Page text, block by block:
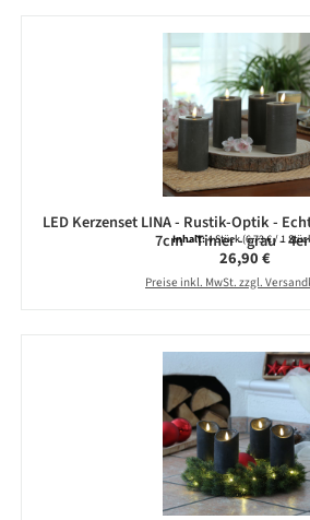
LED Kerzenset LINA - Rustik-Optik -
7cm - Timer - grau -
Inhalt:4 Stück(6,73 € / 1
Regulärer Preis:
26,90 €
Preise inkl. MwSt. zzgl.